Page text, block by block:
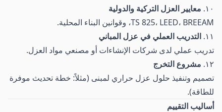
١٠. معايير العزل التركية والدولية
TS 825، LEED، BREEAM، وقوانين البناء المحلية.
١١. التدريب العملي في عزل المباني
تدريب عملي لدى شركات الإنشاءات أو مصنعي مواد العزل.
١٢. مشروع التخرج
تصميم وتنفيذ حلول عزل حراري لمبنى (مثلاً: خطة تحديث موفرة
للطاقة).
أساليب التقييم